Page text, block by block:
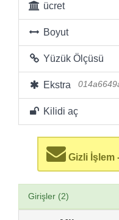
ücret
Boyut
Yüzük Ölçüsü
Ekstra
Kilidi aç
Gizli İşlem
Girişler (2)